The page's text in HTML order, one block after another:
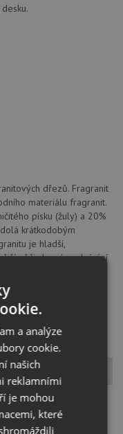
dřezů. Fragranit
materiálu fragranit.
písku (žuly) a 20%
krátkodobým
je hladší,
vůči skvrnám, ulpívání
jsou ošetřeny
a mikrobů až o 99%.
info@franke.com
a analýze
cookie.
našich
reklamními
je mohou
které